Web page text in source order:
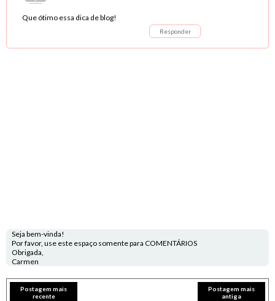
Que ótimo essa dica de blog!
Responder
Seja bem-vinda!
Por favor, use este espaço somente para COMENTÁRIOS
Obrigada,
Carmen
Postagem mais
recente
Postagem mais
antiga